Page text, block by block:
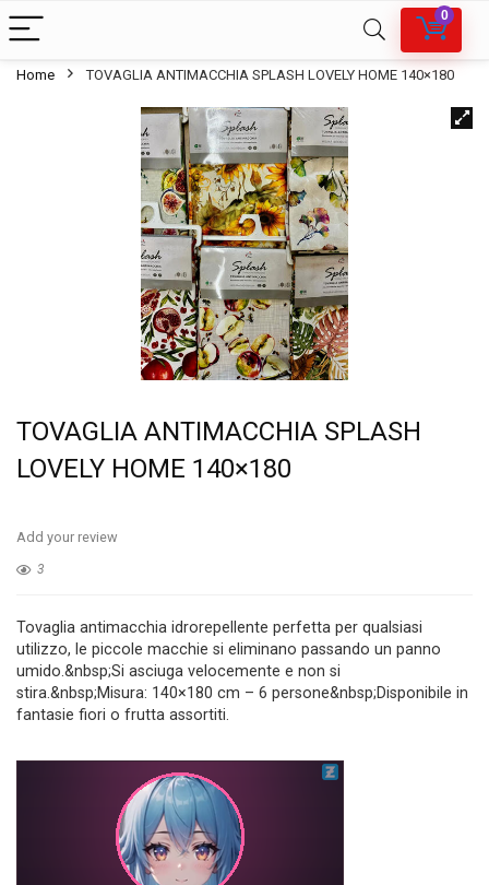
0
Home TOVAGLIA ANTIMACCHIA SPLASH LOVELY HOME 140×180
TOVAGLIA ANTIMACCHIA SPLASH
LOVELY HOME 140×180
Add your review
3
Tovaglia antimacchia idrorepellente perfetta per qualsiasi
utilizzo, le piccole macchie si eliminano passando un panno
umido.&nbsp;Si asciuga velocemente e non si
stira.&nbsp;Misura: 140×180 cm – 6 persone&nbsp;Disponibile in
fantasie fiori o frutta assortiti.